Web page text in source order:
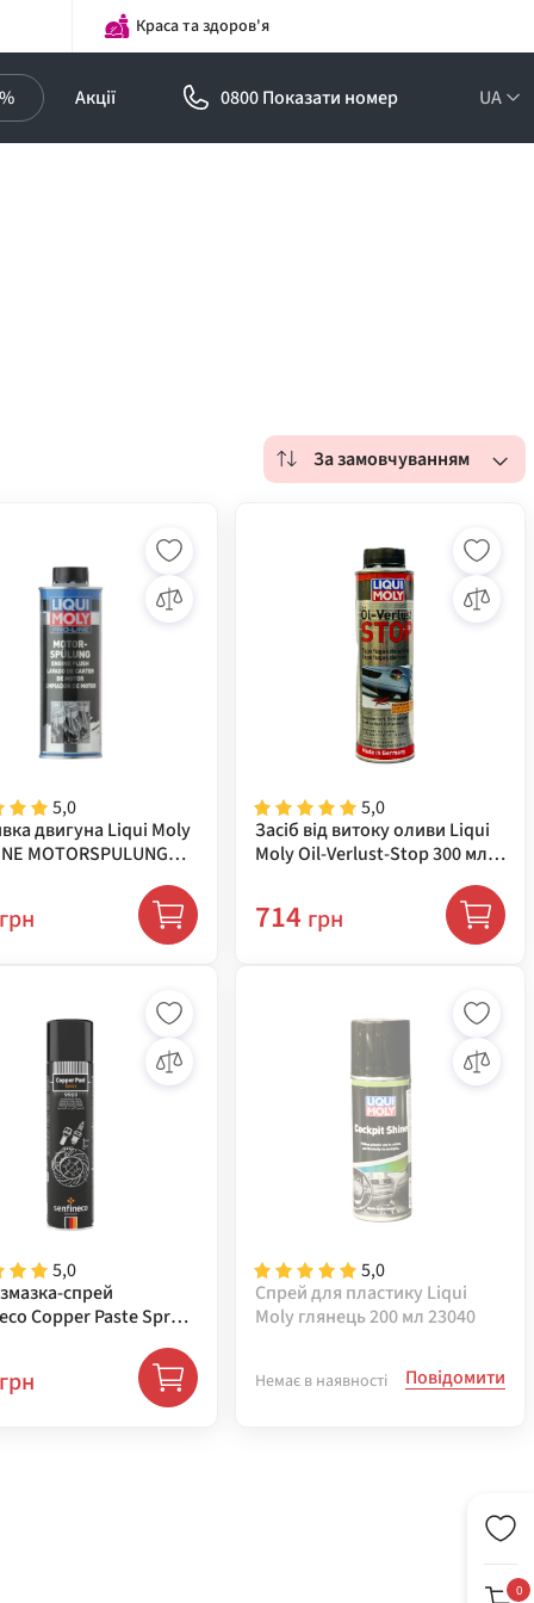
Краса та здоров'я
Акції 0800 Показати номер UA
0
За замовчуванням
5,0
двигуна Liqui Moly
MOTORSPULUNG
грн
5,0
Засіб від витоку оливи Liqui
Moly Oil-Verlust-Stop 300 мл
714 грн
5,0
спрей
Copper Paste Spray,
грн
5,0
Спрей для пластику Liqui
Moly глянець 200 мл 23040
Немає в наявності Повідомити